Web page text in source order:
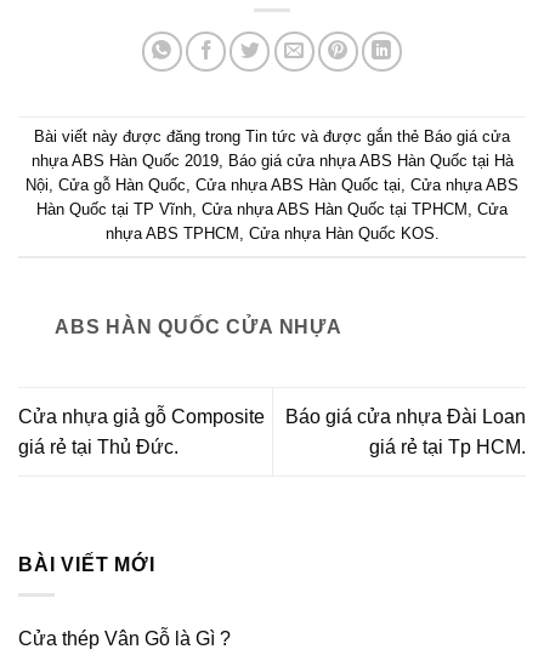
Bài viết này được đăng trong Tin tức và được gắn thẻ Báo giá cửa
nhựa ABS Hàn Quốc 2019, Báo giá cửa nhựa ABS Hàn Quốc tại Hà
Nội, Cửa gỗ Hàn Quốc, Cửa nhựa ABS Hàn Quốc tại, Cửa nhựa ABS
Hàn Quốc tại TP Vĩnh, Cửa nhựa ABS Hàn Quốc tại TPHCM , Cửa
nhựa ABS TPHCM , Cửa nhựa Hàn Quốc KOS.
ABS HÀN QUỐC CỬA NHỰA
Cửa nhựa giả gỗ Composite
giá rẻ tại Thủ Đức.
Báo giá cửa nhựa Đài Loan
giá rẻ tại Tp HCM.
BÀI VIẾT MỚI
Cửa thép Vân Gỗ là Gì ?